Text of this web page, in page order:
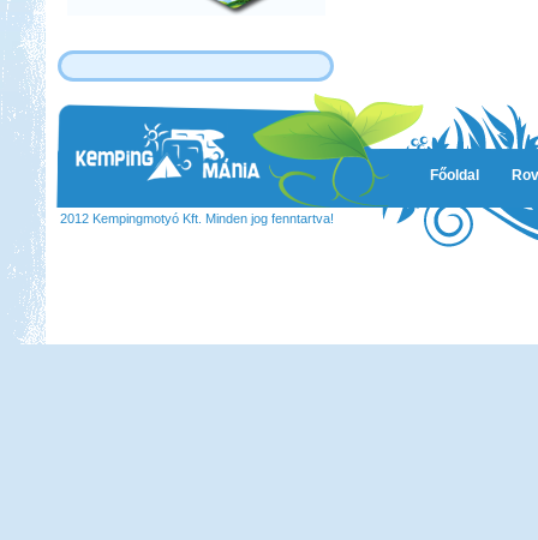
Főoldal
2012 Kempingmotyó Kft. Minden jog fenntartva!